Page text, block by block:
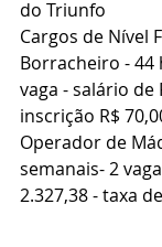
do Triunfo
Cargos de Nível
Borracheiro - 44
vaga - salário de
inscrição R$
Operador de
semanais- 2
2.327,38 - taxa